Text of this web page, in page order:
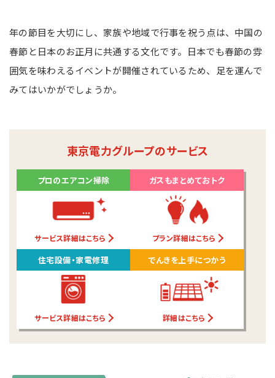
年の節目を大切にし、家族や地域で行事を祝う点は、中国の
春節と日本のお正月に共通する文化です。日本でも春節の雰
囲気を味わえるイベントが開催されているため、足を運んで
みてはいかがでしょうか。
東京電力グループのサービス
プロのエアコン掃除
サービス詳細はこちら
ガスもまとめておトク
プラン詳細はこちら
住宅設備・家電修理
サービス詳細はこちら
でんきを上手につかう
詳細はこちら